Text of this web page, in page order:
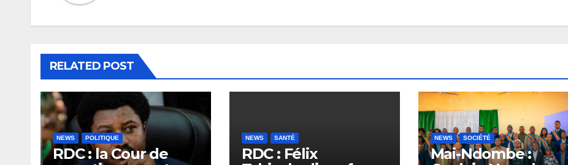
RELATED POST
NEWS POLITIQUE
RDC : la Cour de
NEWS SANTÉ
RDC : Félix
NEWS SOCIÉTÉ
Mai-Ndombe :